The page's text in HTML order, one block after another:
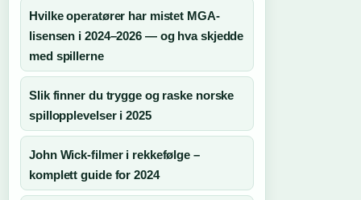
Hvilke operatører har mistet MGA-
lisensen i 2024–2026 — og hva skjedde
med spillerne
Slik finner du trygge og raske norske
spillopplevelser i 2025
John Wick-filmer i rekkefølge –
komplett guide for 2024